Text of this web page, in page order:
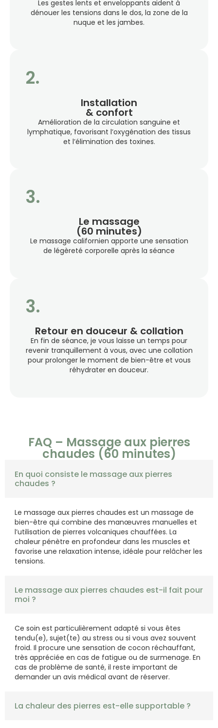
Les gestes lents et enveloppants aident à
dénouer les tensions dans le dos, la zone de la
nuque et les jambes.
2.
Installation
& confort
Amélioration de la circulation sanguine et
lymphatique, favorisant l’oxygénation des tissus
et l’élimination des toxines.
3.
Le massage
(60 minutes)
Le massage californien apporte une sensation
de légèreté corporelle après la séance
3.
Retour en douceur & collation
En fin de séance, je vous laisse un temps pour
revenir tranquillement à vous, avec une collation
pour prolonger le moment de bien-être et vous
réhydrater en douceur.
FAQ – Massage aux pierres
chaudes (60 minutes)
En quoi consiste le massage aux pierres
chaudes ?
Le massage aux pierres chaudes est un massage de
bien-être qui combine des manœuvres manuelles et
l’utilisation de pierres volcaniques chauffées. La
chaleur pénètre en profondeur dans les muscles et
favorise une relaxation intense, idéale pour relâcher les
tensions.
Le massage aux pierres chaudes est-il fait pour
moi ?
Ce soin est particulièrement adapté si vous êtes
tendu(e), sujet(te) au stress ou si vous avez souvent
froid. Il procure une sensation de cocon réchauffant,
très appréciée en cas de fatigue ou de surmenage. En
cas de problème de santé, il reste important de
demander un avis médical avant de réserver.
La chaleur des pierres est-elle supportable ?